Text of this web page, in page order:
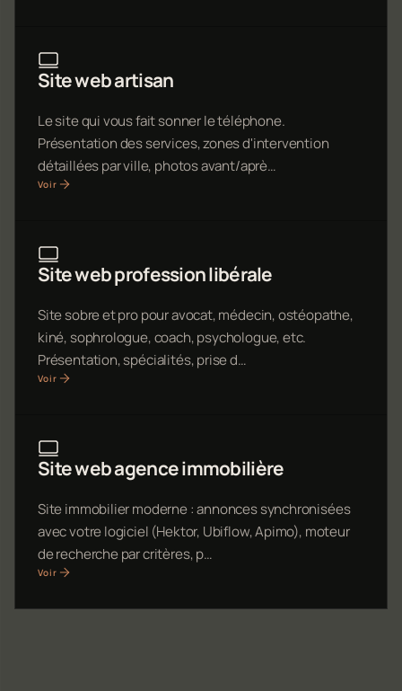
Site web artisan
Le site qui vous fait sonner le téléphone.
Présentation des services, zones d'intervention
détaillées par ville, photos avant/aprè…
Voir
Site web profession libérale
Site sobre et pro pour avocat, médecin, ostéopathe,
kiné, sophrologue, coach, psychologue, etc.
Présentation, spécialités, prise d…
Voir
Site web agence immobilière
Site immobilier moderne : annonces synchronisées
avec votre logiciel (Hektor, Ubiflow, Apimo), moteur
de recherche par critères, p…
Voir